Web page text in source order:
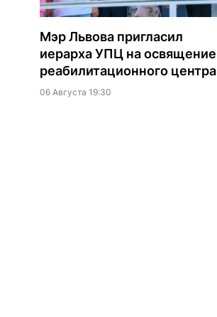
Мэр Львова пригласил
иерарха УПЦ на освящение
реабилитационного центра
06 Августа 19:30